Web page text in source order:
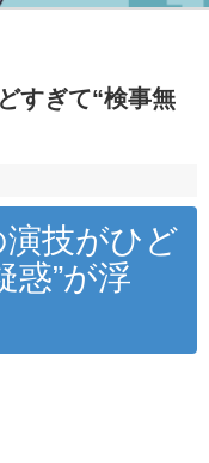
すぎて“検事無
演技がひど
惑”が浮